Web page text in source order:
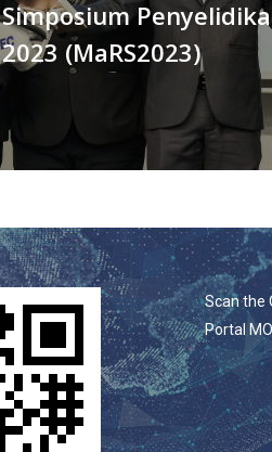
Simposium
2023 (MaRS2023)
Scan the
Portal